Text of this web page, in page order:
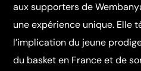
aux supporters de
une expérience unique. Elle
l’implication du jeune
du basket en France et de